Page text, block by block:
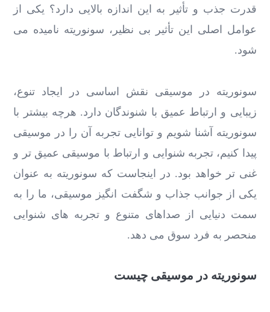
قدرت جذب و تأثیر به این اندازه بالایی دارد؟ یکی از
عوامل اصلی این تأثیر بی ‌نظیر، سونوریته نامیده می
‌شود.
سونوریته در موسیقی نقش اساسی در ایجاد تنوع،
زیبایی و ارتباط عمیق با شنوندگان دارد. هرچه بیشتر با
سونوریته آشنا شویم و توانایی تجربه آن را در موسیقی
پیدا کنیم، تجربه شنوایی و ارتباط با موسیقی عمیق ‌تر و
غنی ‌تر خواهد بود. در اینجاست که سونوریته به عنوان
یکی از جوانب جذاب و شگفت ‌انگیز موسیقی، ما را به
سمت دنیایی از صداهای متنوع و تجربه ‌های شنوایی
منحصر به‌ فرد سوق می ‌دهد.
سونوریته در موسیقی چیست